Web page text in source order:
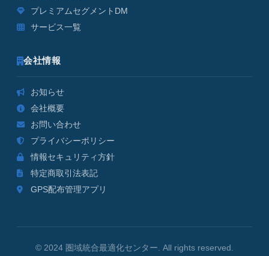
プレミアムセグメントDM
サービス一覧
会社情報
お知らせ
会社概要
お問い合わせ
プライバシーポリシー
情報セキュリティ方針
特定商取引法表記
GPS配布管理アプリ
© 2024 圏域統合最適化センター. All rights reserved.